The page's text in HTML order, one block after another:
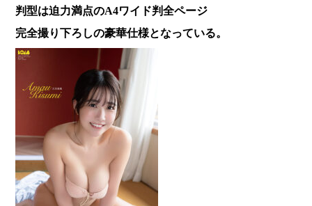
判型は迫力満点のA4ワイド判全ページ
完全撮り下ろしの豪華仕様となっている。